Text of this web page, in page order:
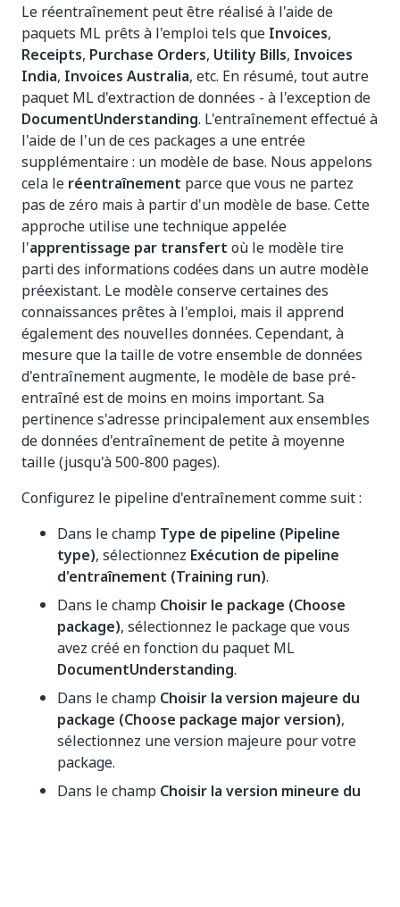
Le réentraînement peut être réalisé à l'aide de
paquets ML prêts à l'emploi tels que Invoices,
Receipts, Purchase Orders, Utility Bills, Invoices
India, Invoices Australia, etc. En résumé, tout autre
paquet ML d'extraction de données - à l'exception de
DocumentUnderstanding. L'entraînement effectué à
l'aide de l'un de ces packages a une entrée
supplémentaire : un modèle de base. Nous appelons
cela le réentraînement parce que vous ne partez
pas de zéro mais à partir d'un modèle de base. Cette
approche utilise une technique appelée
l'apprentissage par transfert où le modèle tire
parti des informations codées dans un autre modèle
préexistant. Le modèle conserve certaines des
connaissances prêtes à l'emploi, mais il apprend
également des nouvelles données. Cependant, à
mesure que la taille de votre ensemble de données
d'entraînement augmente, le modèle de base pré-
entraîné est de moins en moins important. Sa
pertinence s'adresse principalement aux ensembles
de données d'entraînement de petite à moyenne
taille (jusqu'à 500-800 pages).
Configurez le pipeline d'entraînement comme suit :
Dans le champ Type de pipeline (Pipeline
type), sélectionnez Exécution de pipeline
d'entraînement (Training run).
Dans le champ Choisir le package (Choose
package), sélectionnez le package que vous
avez créé en fonction du paquet ML
DocumentUnderstanding.
Dans le champ Choisir la version majeure du
package (Choose package major version),
sélectionnez une version majeure pour votre
package.
Dans le champ Choisir la version mineure du